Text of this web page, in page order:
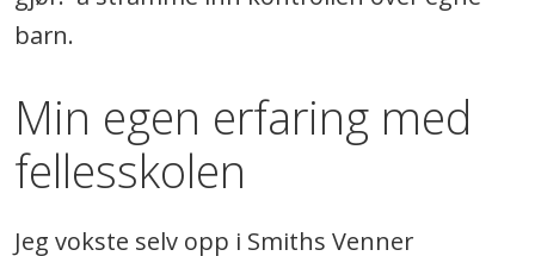
barn.
Min egen erfaring med
fellesskolen
Jeg vokste selv opp i Smiths Venner